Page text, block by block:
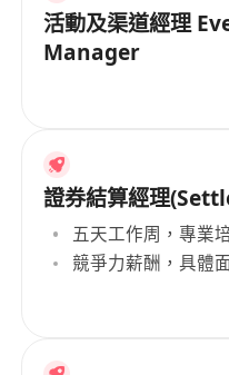
活動及渠道經理 Event & Partnership
Manager
證券結算經理
五天工作周，專業
競爭力薪酬，具體